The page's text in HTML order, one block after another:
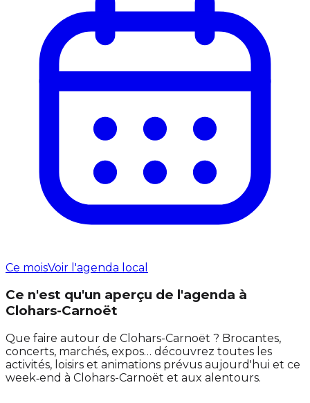
Ce moisVoir l'agenda local
Ce n'est qu'un aperçu de l'agenda à
Clohars-Carnoët
Que faire autour de Clohars-Carnoët ? Brocantes,
concerts, marchés, expos… découvrez toutes les
activités, loisirs et animations prévus aujourd'hui et ce
week‑end à Clohars-Carnoët et aux alentours.